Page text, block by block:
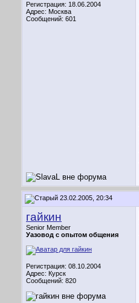
Регистрация: 18.06.2004
Адрес: Москва
Сообщений: 601
23.02.2005, 20:34
гайкин
Senior Member
Уазовод с опытом общения
Регистрация: 08.10.2004
Адрес: Курск
Сообщений: 820